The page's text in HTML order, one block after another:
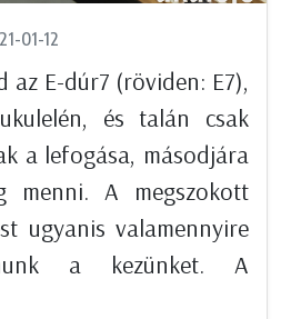
01-12
az E-dúr7 (röviden: E7),
és talán csak
a lefogása, másodjára
menni. A megszokott
ugyanis valamennyire
a kezünket. A